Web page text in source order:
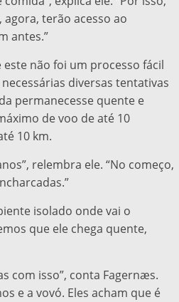
agora, terão acesso ao
antes.”
não foi um processo fácil
diversas tentativas
permanecesse quente e
de voo de até 10
10 km.
relembra ele. “No começo,
isolado onde vai o
que ele chega quente,
com isso”, conta Fagernæs.
e a vovó. Eles acham que é